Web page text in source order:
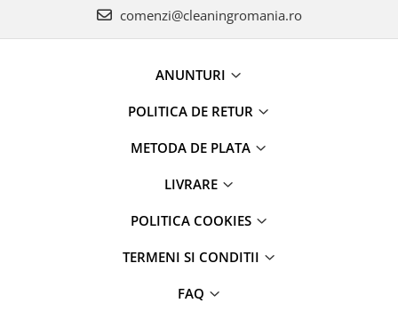
comenzi@cleaningromania.ro
ANUNTURI
POLITICA DE RETUR
METODA DE PLATA
LIVRARE
POLITICA COOKIES
TERMENI SI CONDITII
FAQ